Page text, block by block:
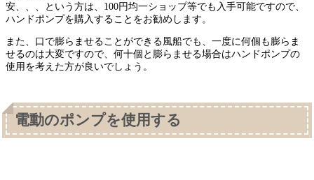
安、、、という方は、100円均一ショップ等でも入手可能ですので、
ハンドポンプを購入することをお勧めします。
また、口で膨らませることができる風船でも、一度に何個も膨らま
せるのは大変ですので、何十個と膨らませる場合はハンドポンプの
使用を考えた方が良いでしょう。
電動のポンプを使用する